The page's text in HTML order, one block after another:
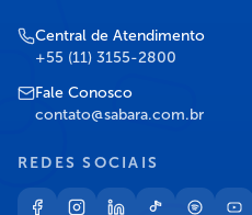
Central de Atendimento
+55 (11) 3155-2800
Fale Conosco
contato@sabara.com.br
REDES SOCIAIS